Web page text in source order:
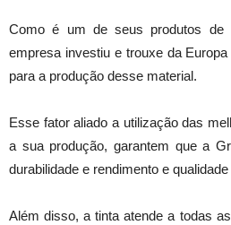
Como é um de seus produtos de
empresa investiu e trouxe da
para a produção desse material.
Esse fator aliado a utilização das
a sua produção, garantem que a
durabilidade e rendimento e
Além disso, a tinta atende a todas